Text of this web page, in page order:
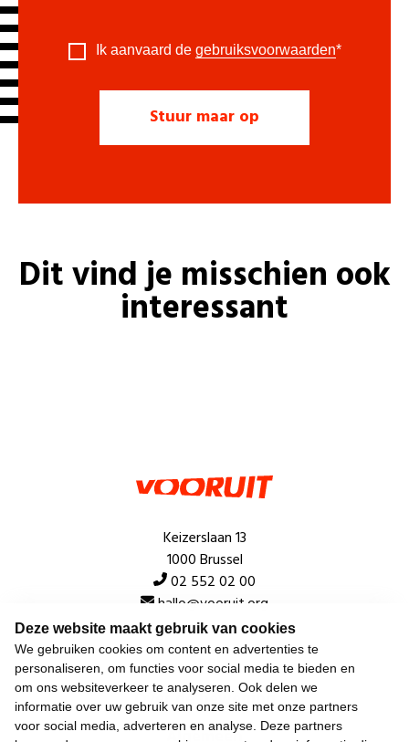
Deze website maakt gebruik van cookies
We gebruiken cookies om content en advertenties te
personaliseren, om functies voor social media te bieden en
om ons websiteverkeer te analyseren. Ook delen we
informatie over uw gebruik van onze site met onze partners
voor social media, adverteren en analyse. Deze partners
Ik aanvaard de gebruiksvoorwaarden*
Dit vind je misschien ook
interessant
Keizerslaan 13
1000 Brussel
02 552 02 00
hallo@vooruit.org
Snel
Over de beweging